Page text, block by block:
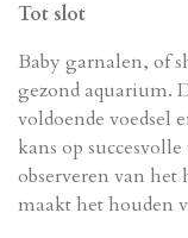
Tot slot
Baby garnalen, of
gezond aquarium.
voldoende voedsel
kans op
observeren van het
maakt het houden